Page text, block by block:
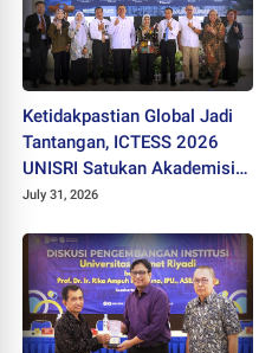
Ketidakpastian Global Jadi
Tantangan, ICTESS 2026
UNISRI Satukan Akademisi 5
Negara Demi Solusi Lintas
July 31, 2026